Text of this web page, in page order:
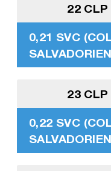
22 CLP
0,21 SVC
23 CLP
0,22 SVC